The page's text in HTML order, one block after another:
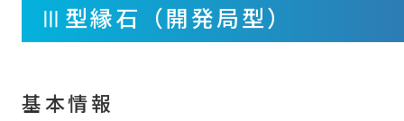
Ⅲ型縁石（開発局型）
基本情報